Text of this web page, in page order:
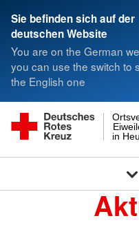
Sie befinden sich auf der
deutschen Website
You are on the German
you can use the switch to
the English one
in